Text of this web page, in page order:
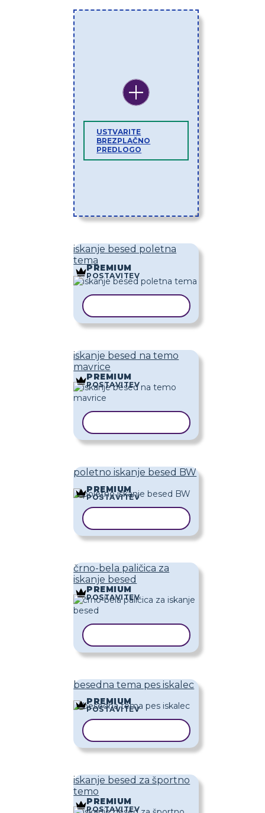
USTVARITE
BREZPLAČNO
PREDLOGO
iskanje besed poletna
tema
PREMIUM
POSTAVITEV
iskanje besed na temo
mavrice
PREMIUM
POSTAVITEV
poletno iskanje besed BW
PREMIUM
POSTAVITEV
črno-bela paličica za
iskanje besed
PREMIUM
POSTAVITEV
besedna tema pes iskalec
PREMIUM
POSTAVITEV
iskanje besed za športno
temo
PREMIUM
POSTAVITEV